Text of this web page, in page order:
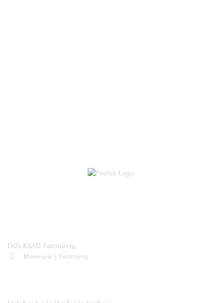
DiZi ΚΔΑΠ Γαστούνης
Μανουρά 3 Γαστούνη